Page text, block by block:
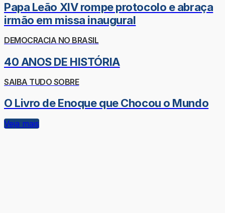
Papa Leão XIV rompe protocolo e abraça
irmão em missa inaugural
DEMOCRACIA NO BRASIL
40 ANOS DE HISTÓRIA
SAIBA TUDO SOBRE
O Livro de Enoque que Chocou o Mundo
Veja mais